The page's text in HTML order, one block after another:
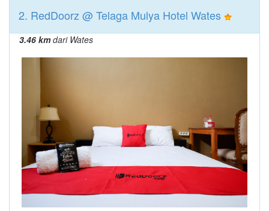
2. RedDoorz @ Telaga Mulya Hotel Wates
3.46 kmdari Wates